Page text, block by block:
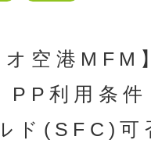
空港MFM
PP利用条
ド(SFC)可